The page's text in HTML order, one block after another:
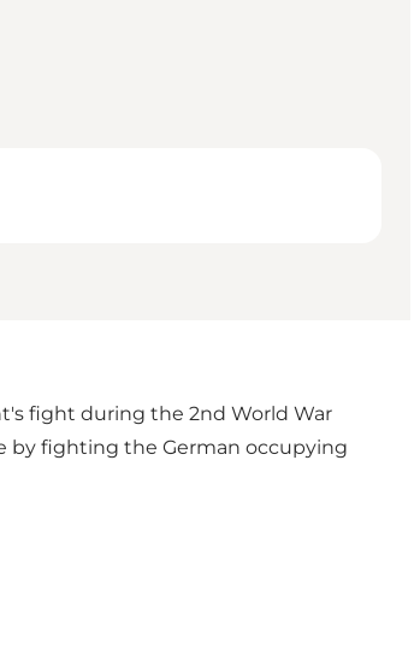
fight during the 2nd World War
by fighting the German occupying